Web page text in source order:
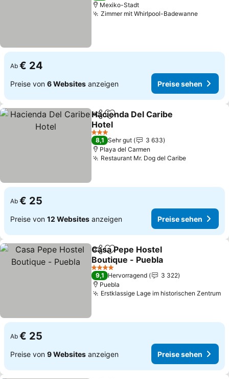
Mexiko-Stadt
Zimmer mit Whirlpool-Badewanne
Ab € 24
Preise von 6 Websites anzeigen Preise sehen
TeilenZu Favoriten hinzufügen
Hacienda Del Caribe
Hotel
3 Sterne
8,1 Sehr gut
3 633
Playa del Carmen
Restaurant Mr. Dog del Caribe
Ab € 25
Preise von 12 Websites anzeigen Preise sehen
TeilenZu Favoriten hinzufügen
Casa Pepe Hostel
Boutique - Puebla
4 Sterne
9,1 Hervorragend
3 322
Puebla
Erstklassige Lage im historischen Zentrum
Ab € 25
Preise von 9 Websites anzeigen Preise sehen